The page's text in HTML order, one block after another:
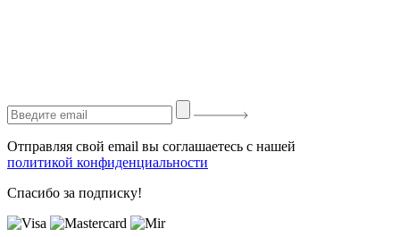
Отправляя свой email вы соглашаетесь с нашей
политикой конфиденциальности
Спасибо за подписку!